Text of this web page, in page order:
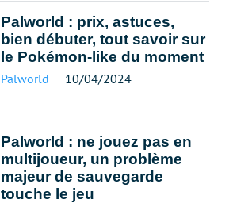
Palworld : prix, astuces,
bien débuter, tout savoir sur
le Pokémon-like du moment
Palworld 10/04/2024
Palworld : ne jouez pas en
multijoueur, un problème
majeur de sauvegarde
touche le jeu